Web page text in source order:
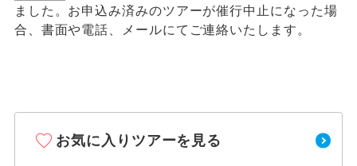
ました。お申込み済みのツアーが催行中止になった場
合、書面や電話、メールにてご連絡いたします。
お気に入りツアーを見る